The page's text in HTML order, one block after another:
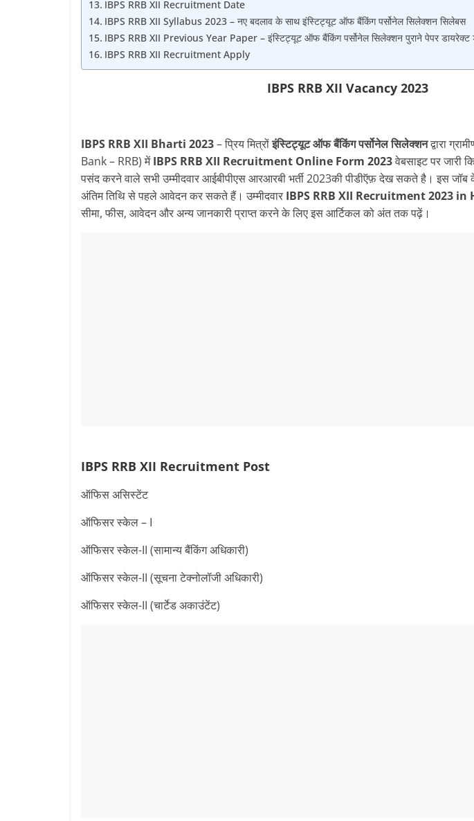
IBPS RRB XII Recruitment Date
IBPS RRB XII Syllabus 2023 – नए बदलाव के साथ इंस्टिट्यूट ऑफ बैंकिंग पर्सोनेल सिलेक्शन सिलेबस
IBPS RRB XII Previous Year Paper – इंस्टिट्यूट ऑफ बैंकिंग पर्सोनेल सिलेक्शन पुराने पेपर डायरेक्ट
IBPS RRB XII Recruitment Apply
IBPS RRB XII Vacancy 2023
IBPS RRB XII Bharti 2023– प्रिय मित्रोंइंस्टिट्यूट ऑफ बैंकिंग पर्सोनेल सिलेक्शनद्वारा
Bank – RRB) मेंIBPS RRB XII Recruitment Online Form 2023वेबसाइट पर जारी
पसंद करने वाले सभी उम्मीदवार आईबीपीएस आरआरबी भर्ती 2023की पीडीऍफ़ देख सकते है। इस जॉब
अंतिम तिथि से पहले आवेदन कर सकते हैं। उम्मीदवार IBPS RRB XII Recruitment 2023 in
सीमा, फीस, आवेदन और अन्य जानकारी प्राप्त करने के लिए इस आर्टिकल को अंत तक पढ़ें।
IBPS RRB XII Recruitment Post
ऑफिस असिस्टेंट
ऑफिसर स्केल – I
ऑफिसर स्केल-II (सामान्य बैंकिंग अधिकारी)
ऑफिसर स्केल-II (सूचना टेक्नोलॉजी अधिकारी)
ऑफिसर स्केल-II (चार्टेड अकाउंटेंट)